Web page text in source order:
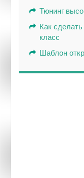
Тюнинг
Как
класс
Шаблон